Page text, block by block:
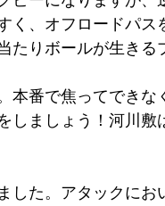
く、オフロードパス
たりボールが生きる
本番で焦ってできな
しましょう！河川敷
した。アタックにお